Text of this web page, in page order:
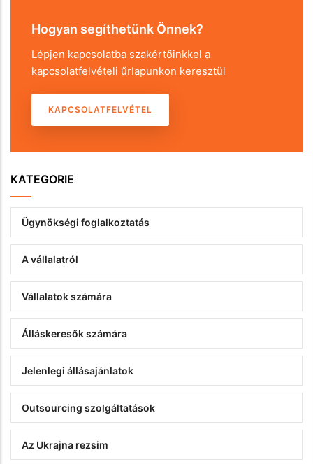
Hogyan segíthetünk Önnek?
Lépjen kapcsolatba szakértőinkkel a
kapcsolatfelvételi űrlapunkon keresztül
KAPCSOLATFELVÉTEL
KATEGORIE
Ügynökségi foglalkoztatás
A vállalatról
Vállalatok számára
Álláskeresők számára
Jelenlegi állásajánlatok
Outsourcing szolgáltatások
Az Ukrajna rezsim